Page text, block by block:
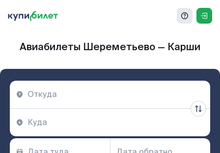
Авиабилеты Шереметьево — Карши